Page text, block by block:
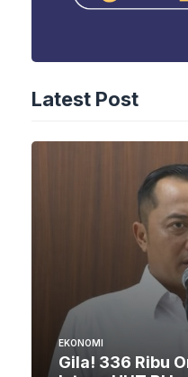
Latest Post
EKONOMI
Gila! 336 Ribu